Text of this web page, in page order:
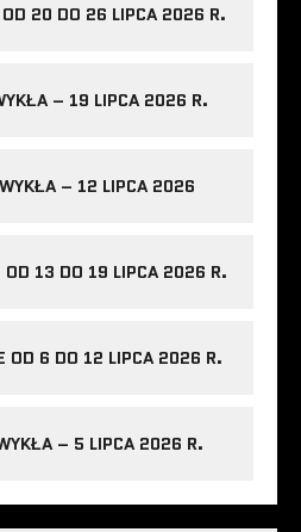
OD 20 DO 26 LIPCA 2026 R.
– 19 LIPCA 2026 R.
– 12 LIPCA 2026
OD 13 DO 19 LIPCA 2026 R.
OD 6 DO 12 LIPCA 2026 R.
– 5 LIPCA 2026 R.